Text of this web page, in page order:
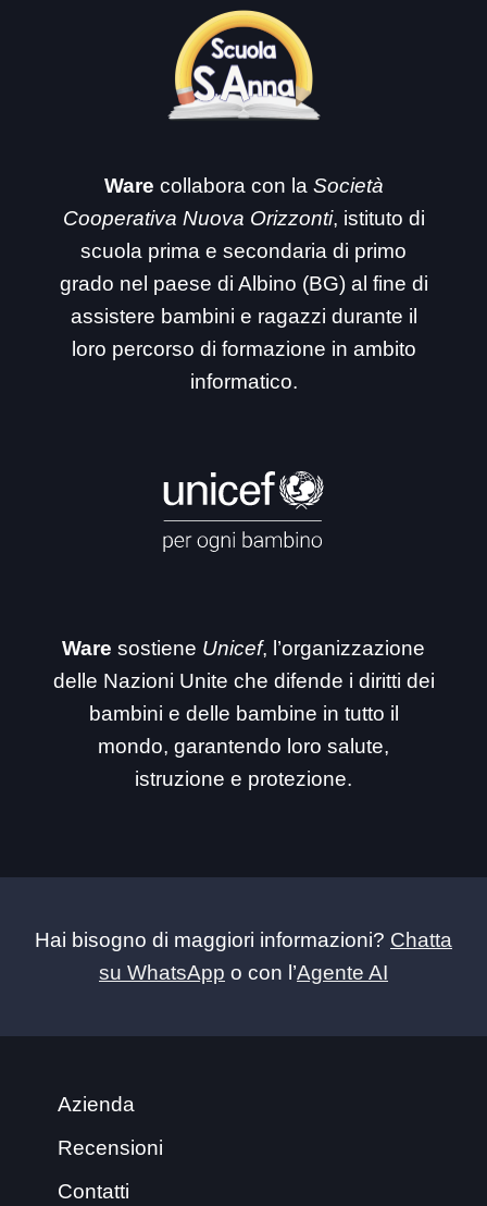
Ware collabora con la Società
Cooperativa Nuova Orizzonti, istituto di
scuola prima e secondaria di primo
grado nel paese di Albino (BG) al fine di
assistere bambini e ragazzi durante il
loro percorso di formazione in ambito
informatico.
Ware sostiene Unicef, l’organizzazione
delle Nazioni Unite che difende i diritti dei
bambini e delle bambine in tutto il
mondo, garantendo loro salute,
istruzione e protezione.
Hai bisogno di maggiori informazioni? Chatta
su WhatsApp o con l’Agente AI
Azienda
Recensioni
Contatti